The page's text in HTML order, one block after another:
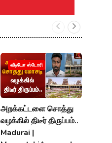
வீடியோ ஸ்டோரி
அறக்கட்டளை சொத்து
வழக்கில் திடீர் திருப்பம்..
Madurai |